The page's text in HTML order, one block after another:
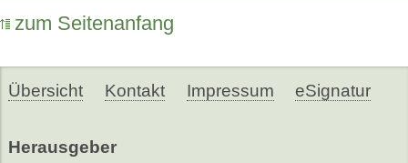
zum Seitenanfang
Übersicht Kontakt Impressum eSignatur
Herausgeber